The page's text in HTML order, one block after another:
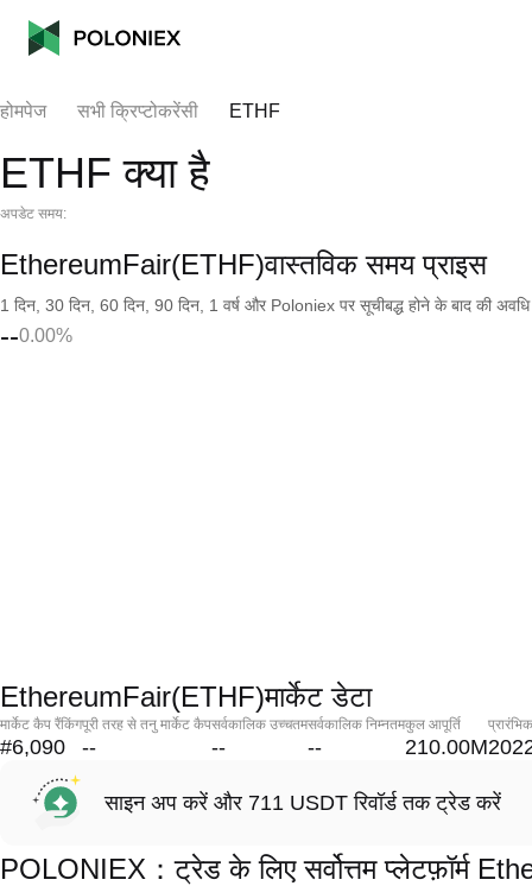
होमपेज सभी क्रिप्टोकरेंसी ETHF
ETHF क्या है
अपडेट समय:
EthereumFair(ETHF)वास्तविक समय प्राइस
1 दिन, 30 दिन, 60 दिन, 90 दिन, 1 वर्ष और Poloniex पर सूचीबद्ध होने के बाद की
--0.00%
EthereumFair(ETHF)मार्केट डेटा
मार्केट कैप रैंकिंग
#6,090
पूरी तरह से तनु मार्केट कैप
--
सर्वकालिक उच्चतम
--
सर्वकालिक निम्नतम
--
कुल आपूर्ति
210.00M
साइन अप करें और 711 USDT रिवॉर्ड तक ट्रेड करें
POLONIEX：ट्रेड के लिए सर्वोत्तम प्लेटफ़ॉर्म